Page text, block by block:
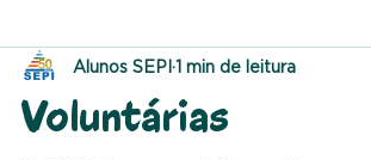
Voluntárias
Alunos SEPI1 min de leitura